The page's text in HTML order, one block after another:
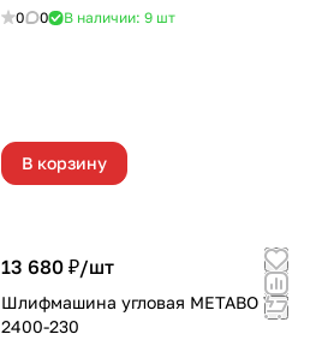
0 0 В наличии: 9 шт
В корзину
13 680 ₽/шт
Шлифмашина угловая METABO WE
2400-230